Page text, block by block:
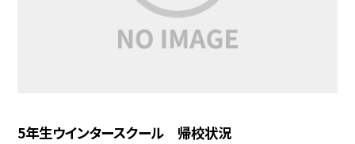
5年生ウインタースクール 帰校状況